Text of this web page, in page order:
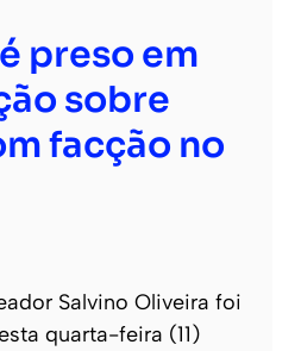
preso em
sobre
facção no
Salvino Oliveira foi
quarta-feira (11)